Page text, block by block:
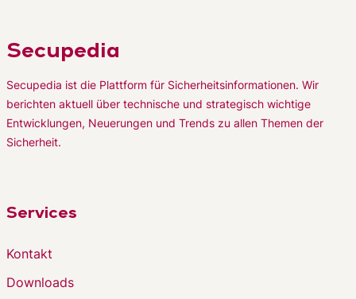
Secupedia
Secupedia ist die Plattform für Sicherheitsinformationen. Wir
berichten aktuell über technische und strategisch wichtige
Entwicklungen, Neuerungen und Trends zu allen Themen der
Sicherheit.
Services
Kontakt
Downloads